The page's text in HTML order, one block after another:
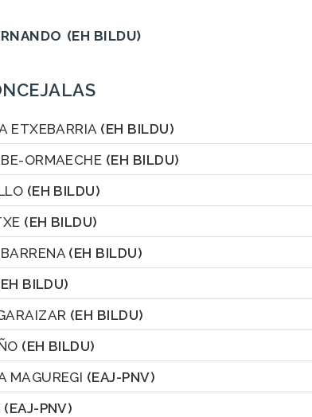
(EH BILDU)
ETXEBARRIA (EH BILDU)
ORMAECHE (EH BILDU)
(EH BILDU)
(EH BILDU)
(EH BILDU)
BILDU)
(EH BILDU)
(EH BILDU)
MAGUREGI (EAJ-PNV)
(EAJ-PNV)